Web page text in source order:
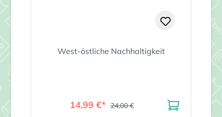
West-östliche Nachhaltigkeit
14,99 €* 24,00 €